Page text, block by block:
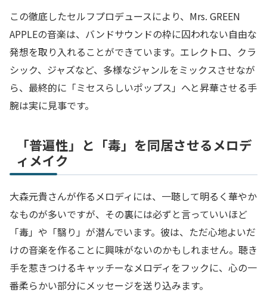
この徹底したセルフプロデュースにより、Mrs. GREEN
APPLEの音楽は、バンドサウンドの枠に囚われない自由な
発想を取り入れることができています。エレクトロ、クラ
シック、ジャズなど、多様なジャンルをミックスさせなが
ら、最終的に「ミセスらしいポップス」へと昇華させる手
腕は実に見事です。
「普遍性」と「毒」を同居させるメロデ
ィメイク
大森元貴さんが作るメロディには、一聴して明るく華やか
なものが多いですが、その裏には必ずと言っていいほど
「毒」や「翳り」が潜んでいます。彼は、ただ心地よいだ
けの音楽を作ることに興味がないのかもしれません。聴き
手を惹きつけるキャッチーなメロディをフックに、心の一
番柔らかい部分にメッセージを送り込みます。